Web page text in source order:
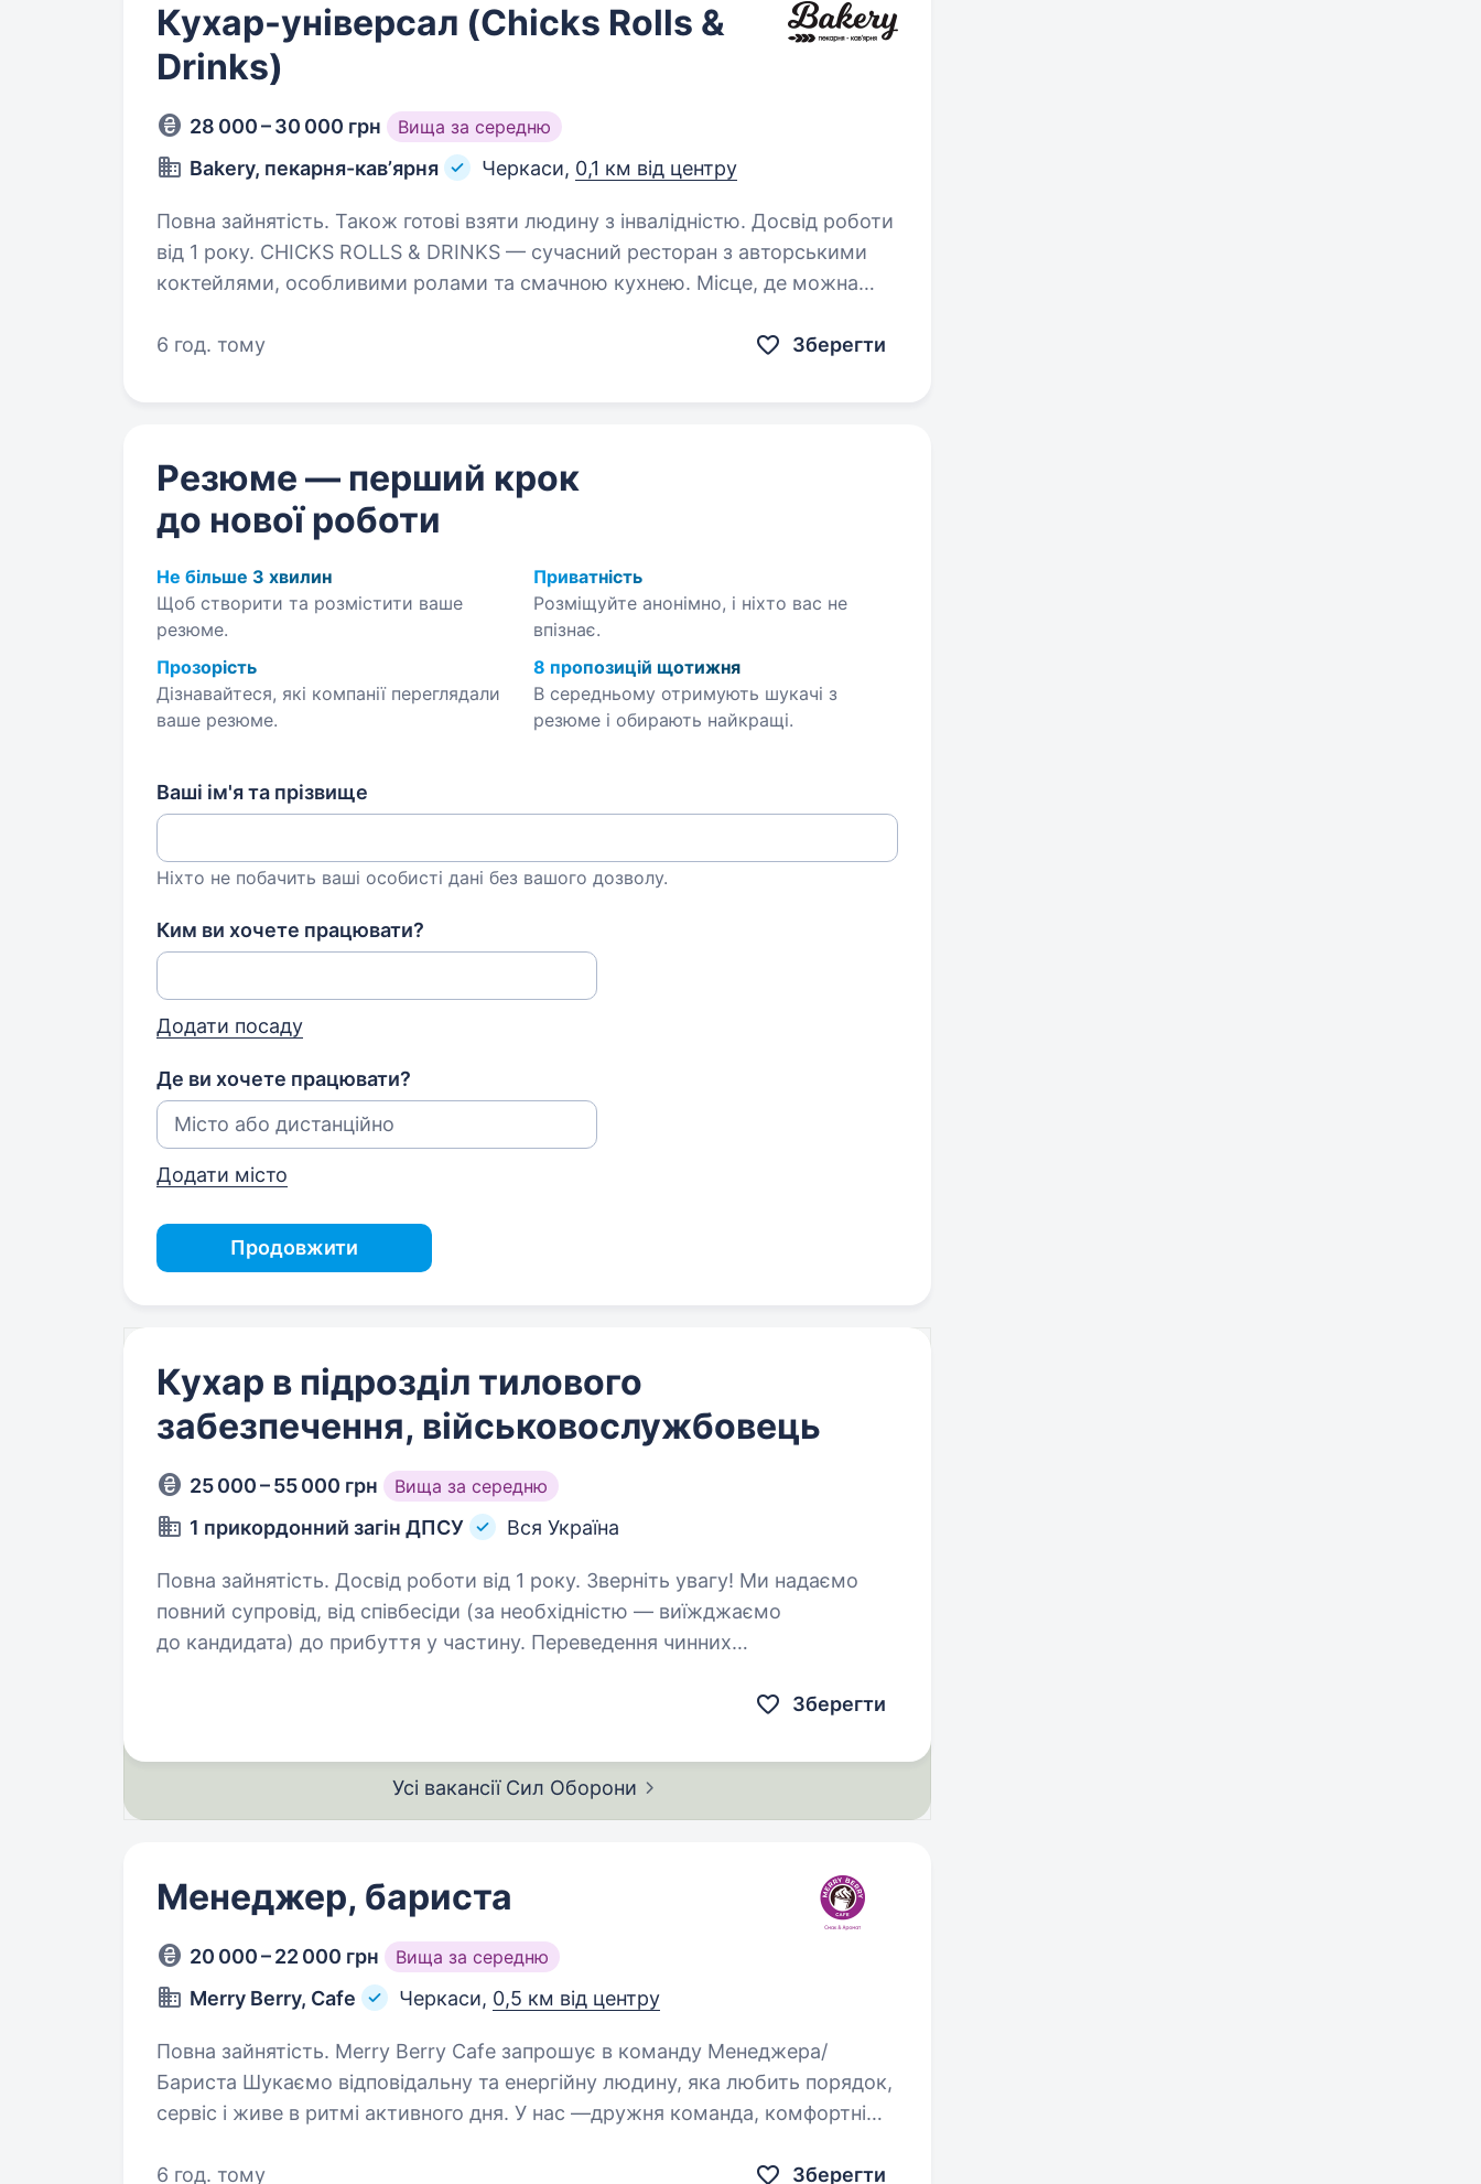
Кухар-універсал (Chicks Rolls &
Drinks)
28 000 – 30 000 грн Вища за середню
Bakery, пекарня-кавʼярня Черкаси, 0,1 км від центру
Повна зайнятість. Також готові взяти людину з інвалідністю. Досвід роботи
від 1 року. CHICKS ROLLS & DRINKS — сучасний ресторан з авторськими
коктейлями, особливими ролами та смачною кухнею. Місце, де можна
приєднатись до нашої…
6 год. тому Зберегти
Резюме — перший крок
до нової роботи
Не більше 3 хвилин
Щоб створити та розмістити ваше
резюме.
Приватність
Розміщуйте анонімно, і ніхто вас не
впізнає.
Прозорість
Дізнавайтеся, які компанії переглядали
ваше резюме.
8 пропозицій щотижня
В середньому отримують шукачі з
резюме і обирають найкращі.
Ваші ім'я та прізвище
Ніхто не побачить ваші особисті дані без вашого дозволу.
Ким ви хочете працювати?
Додати посаду
Де ви хочете працювати?
Додати місто
Продовжити
Кухар в підрозділ тилового
забезпечення, військовослужбовець
25 000 – 55 000 грн Вища за середню
1 прикордонний загін ДПСУ Вся Україна
Повна зайнятість. Досвід роботи від 1 року. Зверніть увагу! Ми надаємо
повний супровід, від співбесіди (за необхідністю — виїжджаємо
до кандидата) до прибуття у частину. Переведення чинних
Зберегти
Усі вакансії Сил Оборони
Менеджер, бариста
20 000 – 22 000 грн Вища за середню
Merry Berry, Cafe Черкаси, 0,5 км від центру
Повна зайнятість. Merry Berry Cafe запрошує в команду Менеджера/
Бариста Шукаємо відповідальну та енергійну людину, яка любить порядок,
сервіс і живе в ритмі активного дня. У нас —дружня команда, комфортні
6 год. тому
Зберегти